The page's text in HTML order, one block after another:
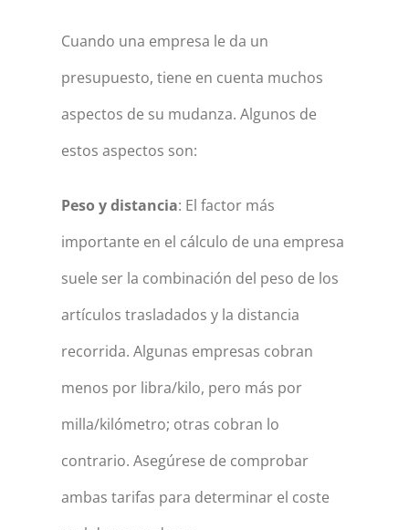
Cuando una empresa le da un
presupuesto, tiene en cuenta muchos
aspectos de su mudanza. Algunos de
estos aspectos son:
Peso y distancia: El factor más
importante en el cálculo de una empresa
suele ser la combinación del peso de los
artículos trasladados y la distancia
recorrida. Algunas empresas cobran
menos por libra/kilo, pero más por
milla/kilómetro; otras cobran lo
contrario. Asegúrese de comprobar
ambas tarifas para determinar el coste